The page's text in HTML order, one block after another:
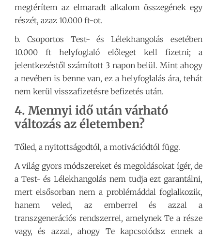
megtérítem az elmaradt alkalom összegének egy
részét, azaz 10.000 ft-ot.
b. Csoportos Test- és Lélekhangolás esetében
10.000 ft helyfoglaló előleget kell fizetni; a
jelentkezéstől számított 3 napon belül. Mint ahogy
a nevében is benne van, ez a helyfoglalás ára, tehát
nem kerül visszafizetésre befizetés után.
4. Mennyi idő után várható
változás az életemben?
Tőled, a nyitottságodtól, a motivációdtól függ.
A világ gyors módszereket és megoldásokat ígér, de
a Test- és Lélekhangolás nem tudja ezt garantálni,
mert elsősorban nem a problémáddal foglalkozik,
hanem veled, az emberrel és azzal a
transzgenerációs rendszerrel, amelynek Te a része
vagy, és azzal, ahogy Te kapcsolódsz ennek a